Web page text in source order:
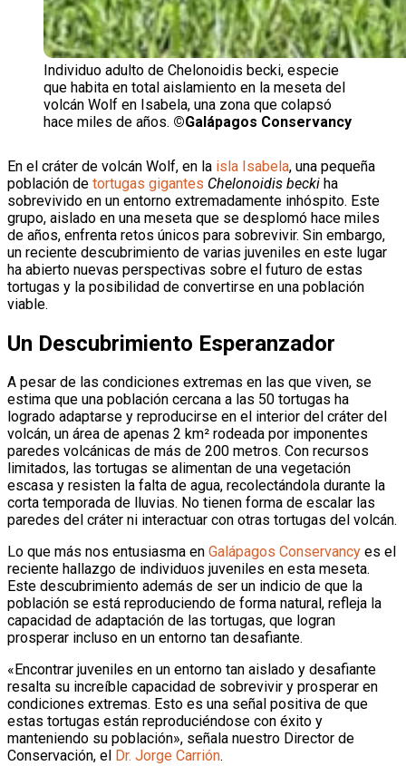
Individuo adulto de Chelonoidis becki, especie
que habita en total aislamiento en la meseta del
volcán Wolf en Isabela, una zona que colapsó
hace miles de años. ©Galápagos Conservancy
En el cráter de volcán Wolf, en la isla Isabela, una pequeña
población de tortugas gigantes Chelonoidis becki ha
sobrevivido en un entorno extremadamente inhóspito. Este
grupo, aislado en una meseta que se desplomó hace miles
de años, enfrenta retos únicos para sobrevivir. Sin embargo,
un reciente descubrimiento de varias juveniles en este lugar
ha abierto nuevas perspectivas sobre el futuro de estas
tortugas y la posibilidad de convertirse en una población
viable.
Un Descubrimiento Esperanzador
A pesar de las condiciones extremas en las que viven, se
estima que una población cercana a las 50 tortugas ha
logrado adaptarse y reproducirse en el interior del cráter del
volcán, un área de apenas 2 km² rodeada por imponentes
paredes volcánicas de más de 200 metros. Con recursos
limitados, las tortugas se alimentan de una vegetación
escasa y resisten la falta de agua, recolectándola durante la
corta temporada de lluvias. No tienen forma de escalar las
paredes del cráter ni interactuar con otras tortugas del volcán.
Lo que más nos entusiasma en Galápagos Conservancy es el
reciente hallazgo de individuos juveniles en esta meseta.
Este descubrimiento además de ser un indicio de que la
población se está reproduciendo de forma natural, refleja la
capacidad de adaptación de las tortugas, que logran
prosperar incluso en un entorno tan desafiante.
«Encontrar juveniles en un entorno tan aislado y desafiante
resalta su increíble capacidad de sobrevivir y prosperar en
condiciones extremas. Esto es una señal positiva de que
estas tortugas están reproduciéndose con éxito y
manteniendo su población», señala nuestro Director de
Conservación, el Dr. Jorge Carrión.